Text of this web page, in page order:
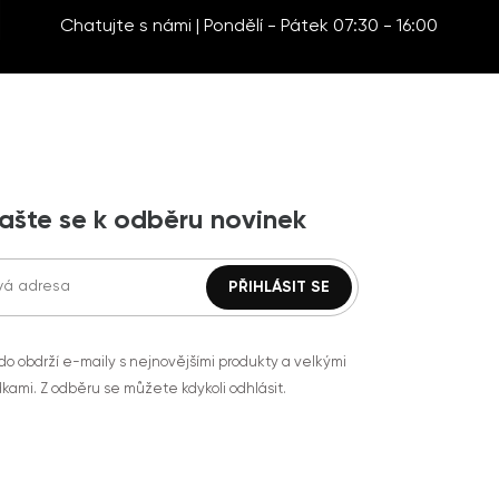
Chatujte s námi | Pondělí - Pátek 07:30 - 16:00
se k odběru novinek
obdrží e-maily s nejnovějšími produkty a velkými
Z odběru se můžete kdykoli odhlásit.